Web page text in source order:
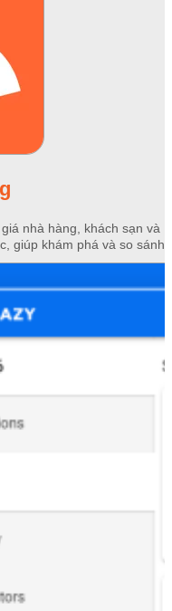
nhà hàng, khách sạn và
giúp khám phá và so sánh